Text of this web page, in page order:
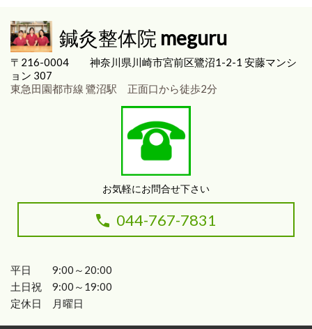
鍼灸整体院 meguru
〒216-0004 神奈川県川崎市宮前区鷺沼1-2-1 安藤マンシ
ョン 307
東急田園都市線 鷺沼駅 正面口から徒歩2分
お気軽にお問合せ下さい
044-767-7831
平日 9:00～20:00
土日祝 9:00～19:00
定休日 月曜日